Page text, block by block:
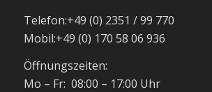
Telefon:+49 (0) 2351 / 99 770
Mobil:+49 (0) 170 58 06 936
Öffnungszeiten:
Mo – Fr: 08:00 – 17:00 Uhr